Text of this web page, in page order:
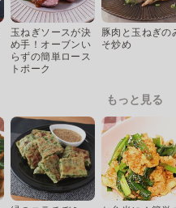
玉ねぎソースが決
め手！オーブンい
らずの簡単ロース
トポーク
豚肉と玉ねぎの
そ炒め
もっと見る